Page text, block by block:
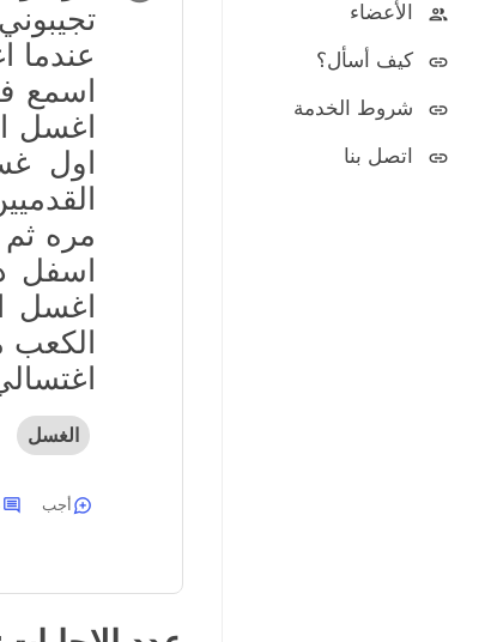
الأعضاء
كيف أسأل؟
شروط الخدمة
اتصل بنا
تجيبوني
عندما
اسمع
اغسل
اول
مره
اسفل
اغسل
الكعب
الغسل
أجب